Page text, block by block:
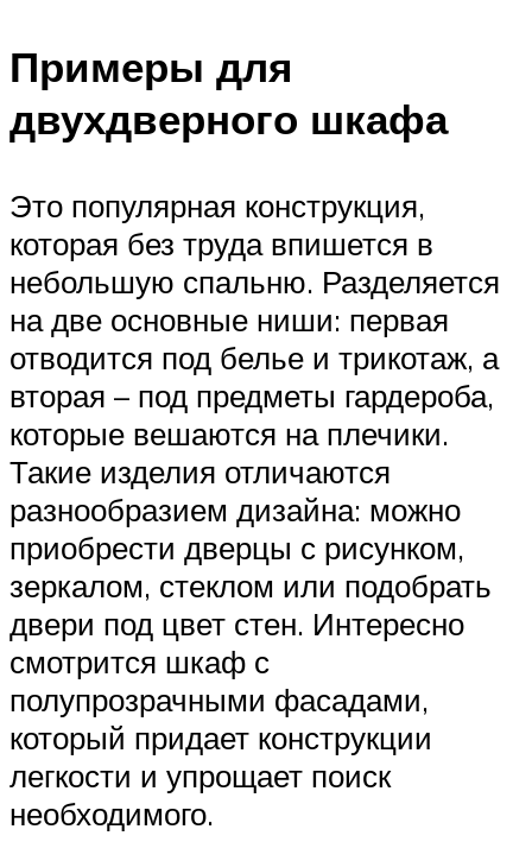
Примеры для
двухдверного шкафа
Это популярная конструкция,
которая без труда впишется в
небольшую спальню. Разделяется
на две основные ниши: первая
отводится под белье и трикотаж, а
вторая – под предметы гардероба,
которые вешаются на плечики.
Такие изделия отличаются
разнообразием дизайна: можно
приобрести дверцы с рисунком,
зеркалом, стеклом или подобрать
двери под цвет стен. Интересно
смотрится шкаф с
полупрозрачными фасадами,
который придает конструкции
легкости и упрощает поиск
необходимого.